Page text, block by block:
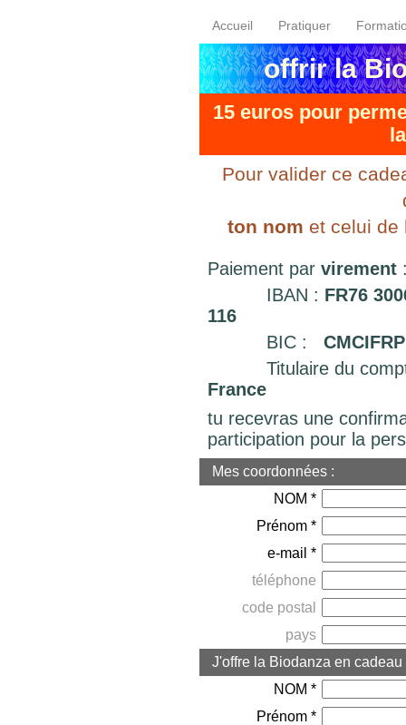
Accueil Pratiquer
offrir la
15 euros pour
Pour valider ce
ton nom et celui de
Paiement par virement
IBAN : FR76
116
BIC :
Titulaire du
France
tu recevras une
participation pour la
Mes coordonnées :
NOM *
Prénom *
e-mail *
téléphone
code postal
pays
J'offre la Biodanza en cadeau
NOM *
Prénom *